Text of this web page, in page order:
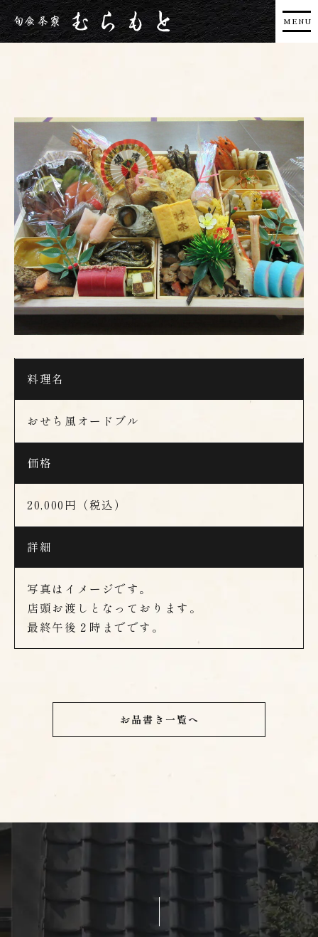
料理名
おせち風オードブル
価格
20,000円（税込）
詳細
写真はイメージです。
店頭お渡しとなっております。
最終午後２時までです。
お品書き一覧へ